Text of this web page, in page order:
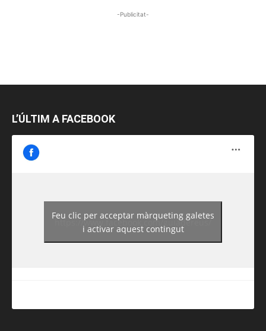
-Publicitat-
L’ÚLTIM A FACEBOOK
https://www.facebook.com/guiadereus/
Feu clic per acceptar màrqueting galetes
i activar aquest contingut